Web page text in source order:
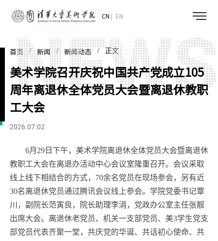
CN EN
首页/ 新闻/ 新闻动态 / 正文
美术学院召开庆祝中国共产党成立105
周年离退休全体党员大会暨离退休教职
工大会
2026.07.02
6月29日下午，美术学院离退休全体党员大会暨离退休
教职工大会在离退办活动中心会议室隆重召开。会议采取
线上线下相结合的方式，70余名党员在现场参会，另有近
30名离退休党员通过腾讯会议线上参会。学院党委书记覃
川，副院长范寅良，院长助理李涓，党政办公室主任张靓
出席大会。离退休老党员、机关一支部党员、美3学生党支
部党员代表齐聚一堂，共庆党的华诞、共话初心使命、共